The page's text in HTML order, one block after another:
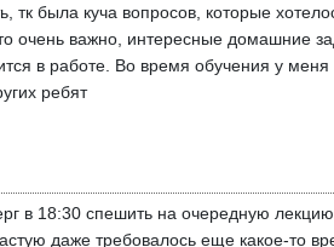
была куча вопросов, которые
очень важно, интересные домашние
в работе. Во время обучения у
ребят
в 18:30 спешить на очередную
даже требовалось еще какое-то